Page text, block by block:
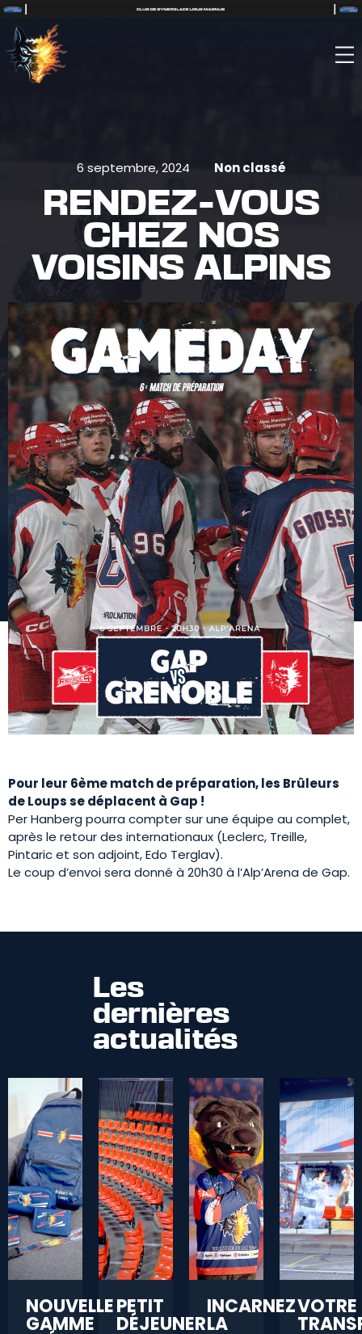
6 septembre, 2024 Non classé
RENDEZ-VOUS
CHEZ NOS
VOISINS ALPINS
Pour leur 6ème match de préparation, les Brûleurs
de Loups se déplacent à Gap !
Per Hanberg pourra compter sur une équipe au complet,
après le retour des internationaux (Leclerc, Treille,
Pintaric et son adjoint, Edo Terglav).
Le coup d’envoi sera donné à 20h30 à l’Alp’Arena de Gap.
Les
dernières
actualités
NOUVELLE
GAMME
PETIT
DÉJEUNER
INCARNEZ
LA
VOTRE